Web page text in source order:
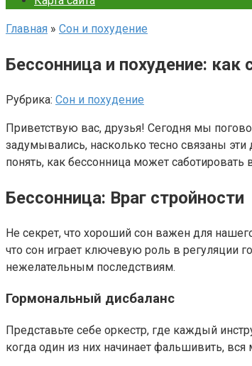
Главная » Сон и похудение
Бессонница и похудение: как
Рубрика: Сон и похудение
Приветствую вас, друзья! Сегодня мы
задумывались, насколько тесно связаны
понять, как бессонница может
Бессонница: Враг стройности
Не секрет, что хороший сон важен для
что сон играет ключевую роль в регуляции
нежелательным последствиям.
Гормональный дисбаланс
Представьте себе оркестр, где каждый
когда один из них начинает фальшивить,